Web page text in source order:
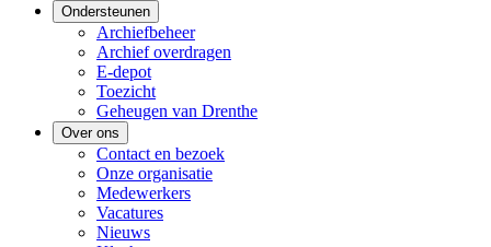
Ondersteunen
Archiefbeheer
Archief overdragen
E-depot
Toezicht
Geheugen van Drenthe
Over ons
Contact en bezoek
Onze organisatie
Medewerkers
Vacatures
Nieuws